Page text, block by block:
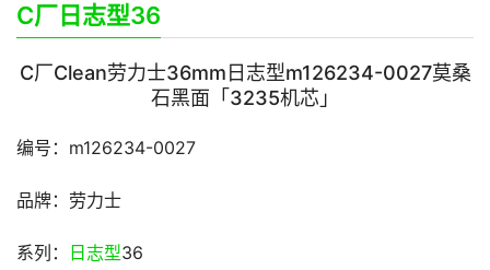
C厂日志型36
C厂Clean劳力士36mm日志型m126234-0027莫桑
石黑面「3235机芯」
编号：m126234-0027
品牌：劳力士
系列： 日志型36